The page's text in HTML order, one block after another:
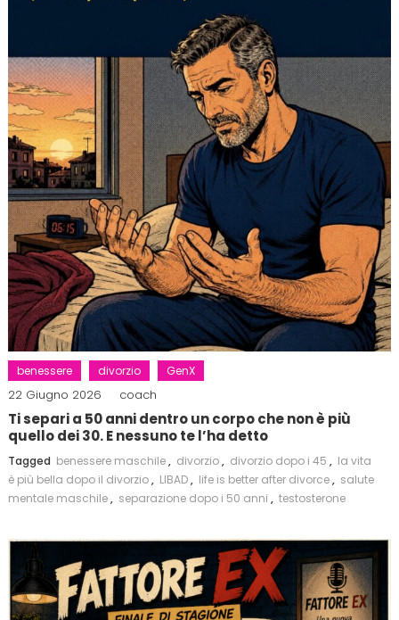
benessere divorzio GenX
22 Giugno 2026 coach
Ti separi a 50 anni dentro un corpo che non è più
quello dei 30. E nessuno te l’ha detto
Tagged benessere maschile, divorzio, divorzio dopo i 45 , la vita
è più bella dopo il divorzio, LIBAD, life is better after divorce, salute
mentale maschile, separazione dopo i 50 anni , testosterone